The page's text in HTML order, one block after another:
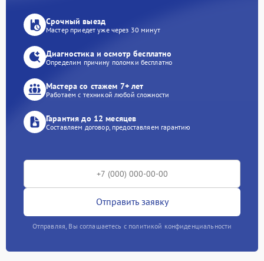
Срочный выезд
Мастер приедет уже через 30 минут
Диагностика и осмотр бесплатно
Определим причину поломки бесплатно
Мастера со стажем 7+ лет
Работаем с техникой любой сложности
Гарантия до 12 месяцев
Составляем договор, предоставляем гарантию
Отправить заявку
Отправляя, Вы соглашаетесь с политикой конфиденциальности